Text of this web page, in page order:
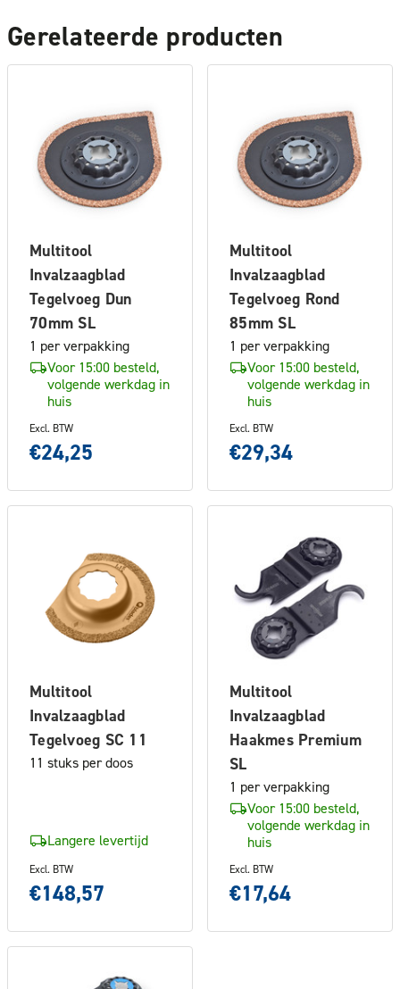
Gerelateerde producten
Multitool
Invalzaagblad
Tegelvoeg Dun
70mm SL
1 per verpakking
Voor 15:00 besteld,
volgende werkdag in
huis
Excl. BTW
€24,25
Multitool
Invalzaagblad
Tegelvoeg Rond
85mm SL
1 per verpakking
Voor 15:00 besteld,
volgende werkdag in
huis
Excl. BTW
€29,34
Multitool
Invalzaagblad
Tegelvoeg SC 11
11 stuks per doos
Langere levertijd
Excl. BTW
€148,57
Multitool
Invalzaagblad
Haakmes Premium
SL
1 per verpakking
Voor 15:00 besteld,
volgende werkdag in
huis
Excl. BTW
€17,64